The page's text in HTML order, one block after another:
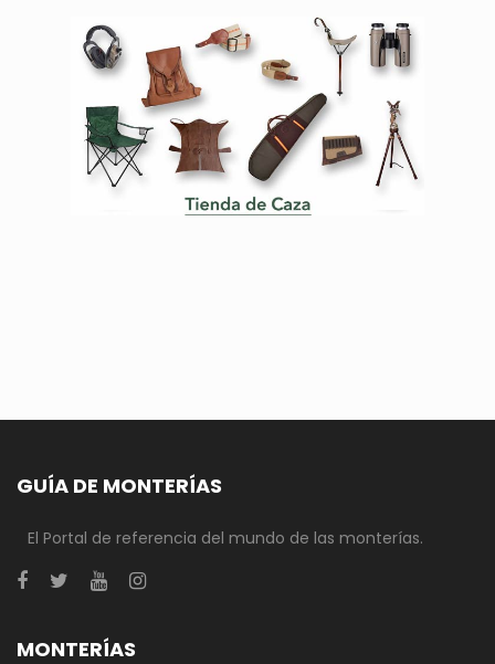
GUÍA DE MONTERÍAS
El Portal de referencia del mundo de las monterías.
MONTERÍAS